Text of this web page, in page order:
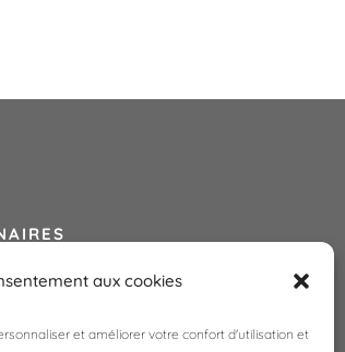
aux cookies
et améliorer votre confort d'utilisation et
DAY